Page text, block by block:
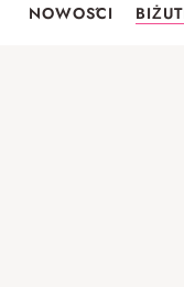
NOWOŚCI